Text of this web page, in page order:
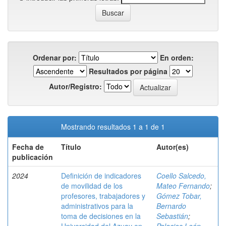
Ordenar por:
En orden:
Resultados por página
Autor/Registro:
Mostrando resultados 1 a 1 de 1
Fecha de
publicación
Título Autor(es)
2024
Definición de indicadores
de movilidad de los
profesores, trabajadores y
administrativos para la
toma de decisiones en la
Coello Salcedo,
Mateo Fernando;
Gómez Tobar,
Bernardo
Sebastián;